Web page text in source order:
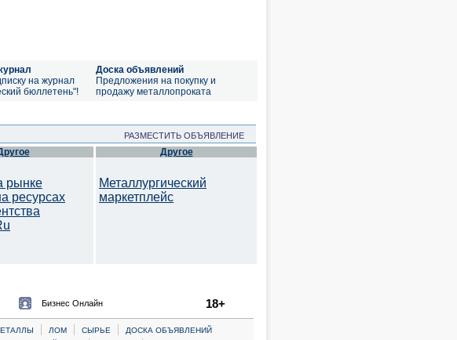
на журнал
бюллетень"!
Доска объявлений
Предложения на покупку и
продажу металлопроката
РАЗМЕСТИТЬ ОБЪЯВЛЕНИЕ
рынке
ресурсах
Другое
Металлургический
маркетплейс
Бизнес Онлайн 18+
| ЛОМ | CЫРЬЕ | ДОСКА ОБЪЯВЛЕНИЙ